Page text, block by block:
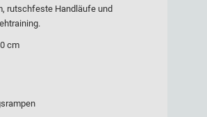
rutschfeste Handläufe und
cm